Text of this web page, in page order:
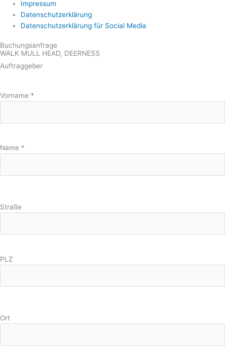
Impressum
Datenschutzerklärung
Datenschutzerklärung für Social Media
Buchungsanfrage
WALK MULL HEAD, DEERNESS
Auftraggeber
Vorname *
Name *
Straße
PLZ
Ort